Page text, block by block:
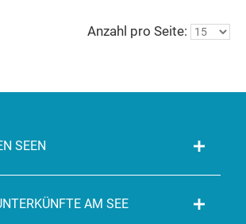
Anzahl pro Seite:
SEEN
AM SEE